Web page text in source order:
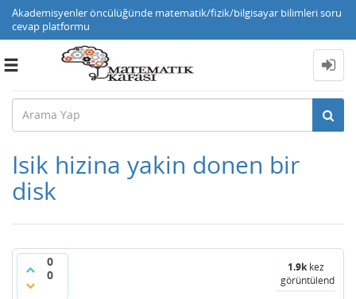
Akademisyenler öncülüğünde matematik/fizik/bilgisayar bilimleri soru
cevap platformu
Toggle
Isik hizina yakin donen bir
disk
0
0
1.9kkez
görüntülendi